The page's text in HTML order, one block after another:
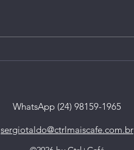
WhatsApp (24) 98159-1965
sergiotaldo@ctrlmaiscafe.com.br